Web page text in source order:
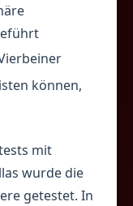
können,
mit
wurde die
getestet. In